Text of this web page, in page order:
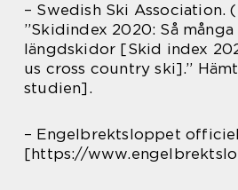
– Swedish Ski Association.
”Skidindex 2020: Så
längdskidor [Skid index
us cross country ski].”
studien].
– Engelbrektsloppet
[https://